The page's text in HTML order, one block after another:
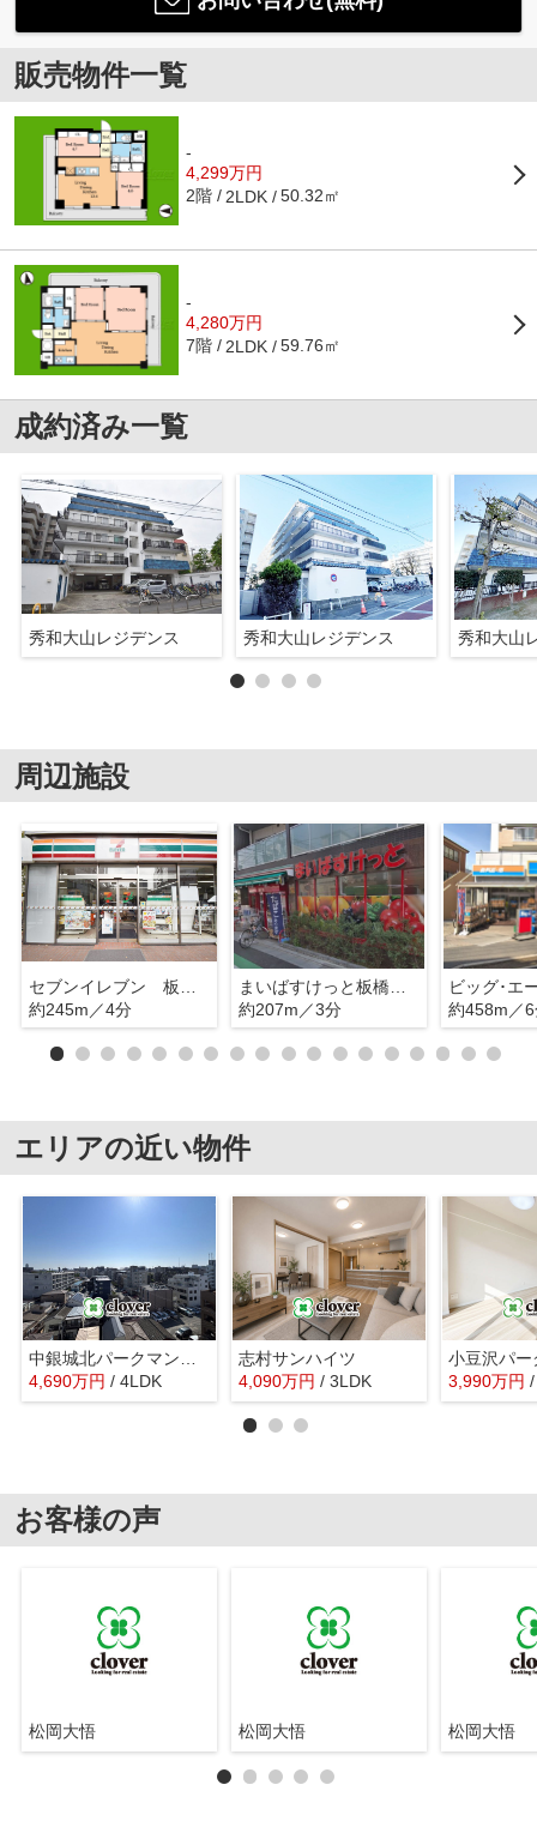
販売物件一覧
-
4,299万円
2階 2LDK 50.32㎡
-
4,280万円
7階 2LDK 59.76㎡
成約済み一覧
秀和大山レジデンス 秀和大山レジデンス 秀和大山
周辺施設
約245m／4分
約207m／3分
約458m／
エリアの近い物件
4,690万円 / 4LDK
志村サンハイツ
4,090万円 / 3LDK 3,990万円
お客様の声
松岡大悟 松岡大悟 松岡大悟